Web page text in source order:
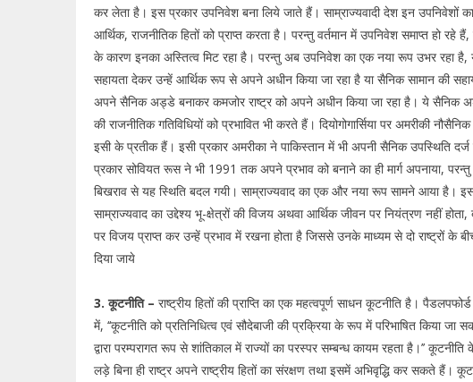
कर लेता है। इस प्रकार उपनिवेश बना लिये जाते हैं। साम्राज्यवादी देश इन उपनिवेशों
आर्थिक, राजनीतिक हितों को प्राप्त करता है। परन्तु वर्तमान में उपनिवेश समाप्त हो रहे
के कारण इनका अस्तित्व मिट रहा है। परन्तु अब उपनिवेश का एक नया रूप उभर रहा है,
सहायता देकर उन्हें आर्थिक रूप से अपने अधीन किया जा रहा है या सैनिक सामान की
अपने सैनिक अड्डे बनाकर कमजोर राष्ट्र को अपने अधीन किया जा रहा है। ये सैनिक
की राजनीतिक गतिविधियों को प्रभावित भी करते हैं। दियोगोगार्सिया पर अमरीकी
इसी के प्रतीक हैं। इसी प्रकार अमरीका ने पाकिस्तान में भी अपनी सैनिक उपस्थिति दर्ज
प्रकार सोवियत रूस ने भी 1991 तक अपने प्रभाव को बनाने का ही मार्ग अपनाया,
बिखराव से यह स्थिति बदल गयी। साम्राज्यवाद का एक और नया रूप सामने आया है।
साम्राज्यवाद का उद्देश्य भू-क्षेत्रों की विजय अथवा आर्थिक जीवन पर नियंत्रण नहीं होता,
पर विजय प्राप्त कर उन्हें प्रभाव में रखना होता है जिससे उनके माध्यम से दो राष्ट्रों के
दिया जाये
3. कूटनीति – राष्ट्रीय हितों की प्राप्ति का एक महत्वपूर्ण साधन कूटनीति है।
में, ‘‘कूटनीति को प्रतिनिधित्व एवं सौदेबाजी की प्रक्रिया के रूप में परिभाषित किया जा
द्वारा परम्परागत रूप से शांतिकाल में राज्यों का परस्पर सम्बन्ध कायम रहता है।’’ कूटनीति
लड़े बिना ही राष्ट्र अपने राष्ट्रीय हितों का संरक्षण तथा इसमें अभिवृद्धि कर सकते हैं।